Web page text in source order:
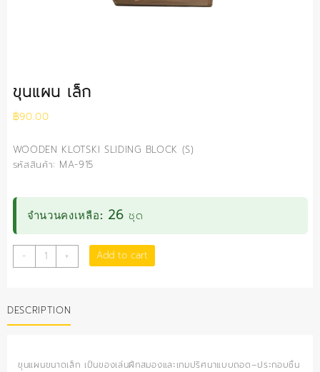
ขุนแผน เล็ก
฿90.00
WOODEN KLOTSKI SLIDING BLOCK (S)
รหัสสินค้า: MA-915
จำนวนคงเหลือ: 26 ชุด
-
ขุนแผน
เล็ก
+ Add to cart
DESCRIPTION
ขุนแผนขนาดเล็ก เป็นของเล่นฝึกสมองและเกมปริศนาแบบถอด–ประกอบชิ้น